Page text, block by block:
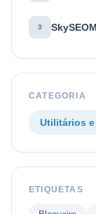
3
CATEGORIA
Utilitários
ETIQUETAS